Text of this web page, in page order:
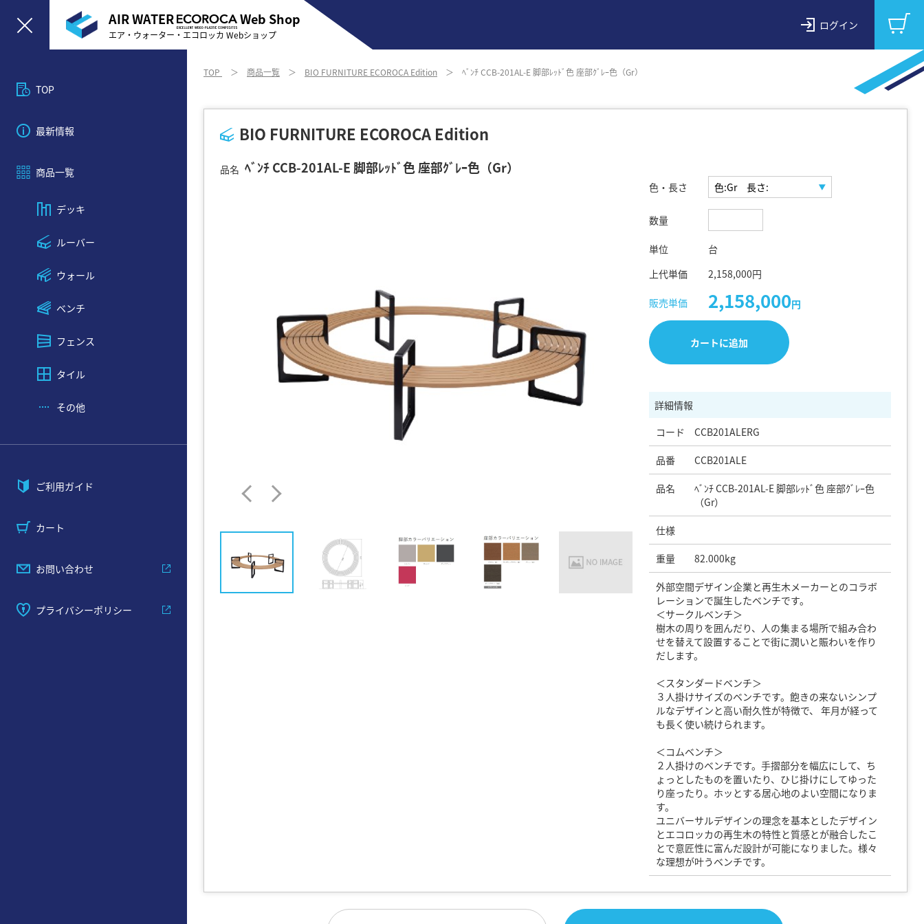
AIR WATER Web Shop
エア・ウォーター・エコロッカ Webショップ
ログイン
TOP
最新情報
商品⼀覧
デッキ
ルーバー
ウォール
ベンチ
フェンス
タイル
その他
ご利用ガイド
カート
お問い合わせ
プライバシーポリシー
TOP ＞ 商品一覧 ＞ BIO FURNITURE ECOROCA Edition ＞ ﾍﾞﾝﾁ CCB-201AL-E 脚部ﾚｯﾄﾞ色 座部ｸﾞﾚｰ色（Gr）
BIO FURNITURE ECOROCA Edition
品名 ﾍﾞﾝﾁ CCB-201AL-E 脚部ﾚｯﾄﾞ色 座部ｸﾞﾚｰ色（Gr）
色・長さ
数量
単位
台
上代単価
2,158,000円
販売単価 2,158,000円
カートに追加
詳細情報
コード
CCB201ALERG
品番 CCB201ALE
品名
ﾍﾞﾝﾁ CCB-201AL-E 脚部ﾚｯﾄﾞ色 座部ｸﾞﾚｰ色
（Gr）
仕様
重量 82.000kg
外部空間デザイン企業と再生木メーカーとのコラボ
レーションで誕生したベンチです。
＜サークルベンチ＞
樹木の周りを囲んだり、人の集まる場所で組み合わ
せを替えて設置することで街に潤いと賑わいを作り
だします。
＜スタンダードベンチ＞
３人掛けサイズのベンチです。飽きの来ないシンプ
ルなデザインと高い耐久性が特徴で、 年月が経って
も長く使い続けられます。
＜コムベンチ＞
２人掛けのベンチです。手摺部分を幅広にして、ち
ょっとしたものを置いたり、ひじ掛けにしてゆった
り座ったり。ホッとする居心地のよい空間になりま
す。
ユニバーサルデザインの理念を基本としたデザイン
とエコロッカの再生木の特性と質感とが融合したこ
とで意匠性に富んだ設計が可能になりました。様々
な理想が叶うベンチです。